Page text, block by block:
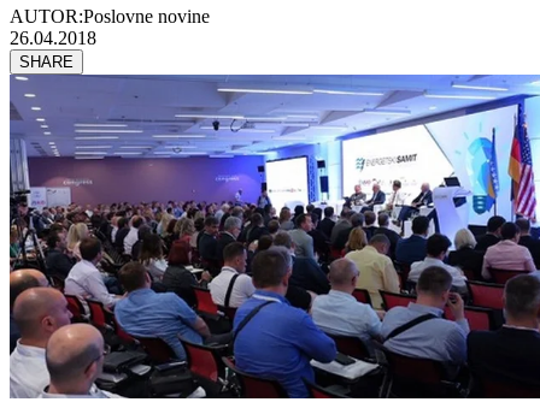
AUTOR:Poslovne novine
26.04.2018
SHARE